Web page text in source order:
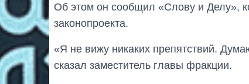
Об этом он сообщил «Слову и Делу»,
законопроекта.
«Я не вижу никаких препятствий.
сказал заместитель главы фракции.